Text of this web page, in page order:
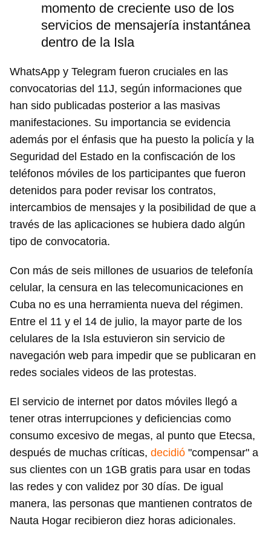
Guardar como favorito
Para poder guardar como favorito, primero has de
iniciar sesión con tu cuenta de 14ymedio.
INICIAR SESIÓN CANCELAR
momento de creciente uso de los
servicios de mensajería instantánea
dentro de la Isla
WhatsApp y Telegram fueron cruciales en las
convocatorias del 11J, según informaciones que
han sido publicadas posterior a las masivas
manifestaciones. Su importancia se evidencia
además por el énfasis que ha puesto la policía y la
Seguridad del Estado en la confiscación de los
teléfonos móviles de los participantes que fueron
detenidos para poder revisar los contratos,
intercambios de mensajes y la posibilidad de que a
través de las aplicaciones se hubiera dado algún
tipo de convocatoria.
Con más de seis millones de usuarios de telefonía
celular, la censura en las telecomunicaciones en
Cuba no es una herramienta nueva del régimen.
Entre el 11 y el 14 de julio, la mayor parte de los
celulares de la Isla estuvieron sin servicio de
navegación web para impedir que se publicaran en
redes sociales videos de las protestas.
El servicio de internet por datos móviles llegó a
tener otras interrupciones y deficiencias como
consumo excesivo de megas, al punto que Etecsa,
después de muchas críticas, decidió "compensar" a
sus clientes con un 1GB gratis para usar en todas
las redes y con validez por 30 días. De igual
manera, las personas que mantienen contratos de
Nauta Hogar recibieron diez horas adicionales.